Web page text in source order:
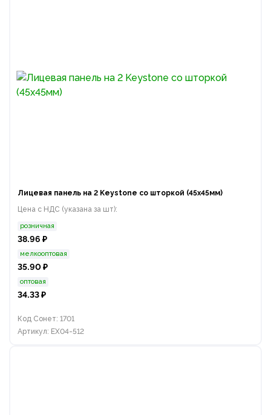
Лицевая панель на 2 Keystone со шторкой (45x45мм)
Цена с НДС (указана за шт):
розничная
38.96 ₽
мелкооптовая
35.90 ₽
оптовая
34.33 ₽
Код Сонет: 1701
Артикул: EX04-512